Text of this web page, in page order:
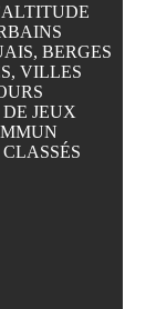
BERGES
VILLES
DE JEUX